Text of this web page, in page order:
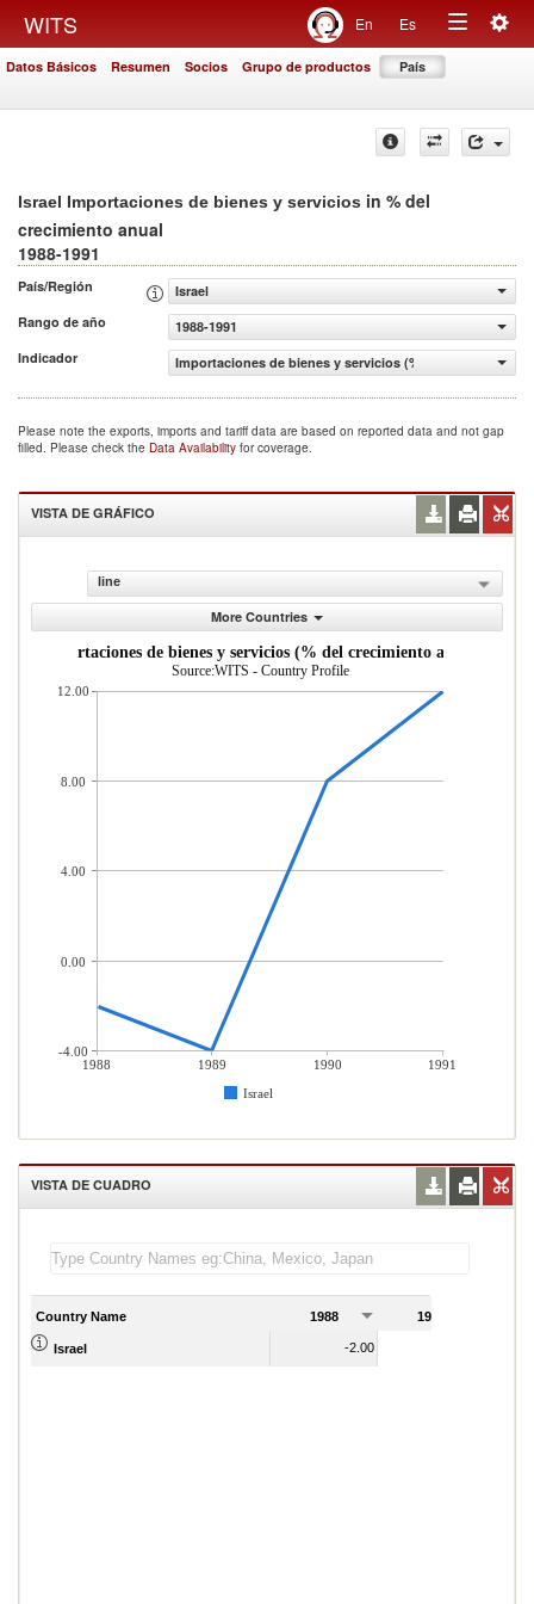
WITS En Es
Toggle
Datos Básicos Resumen Socios Grupo de productos País
Israel Importaciones de bienes y servicios in % del
crecimiento anual
1988-1991
País/Región
Israel
Rango de año
1988-1991
Indicador
Importaciones de bienes y servicios (% del crecimiento
Please note the exports, imports and tariff data are based on reported data and not gap
filled. Please check the Data Availability for coverage.
VISTA DE GRÁFICO
line
More Countries
Importaciones de bienes y servicios (% del crecimiento anual)
Source:WITS - Country Profile
1988 1989 1990
1991
Israel
12.00
8.00
4.00
0.00
-4.00
VISTA DE CUADRO
Country Name 1988 1989
Israel -2.00